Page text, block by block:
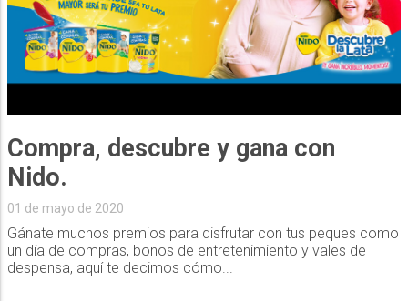
Compra, descubre y gana con
Nido.
01 de mayo de 2020
Gánate muchos premios para disfrutar con tus peques como
un día de compras, bonos de entretenimiento y vales de
despensa, aquí te decimos cómo...